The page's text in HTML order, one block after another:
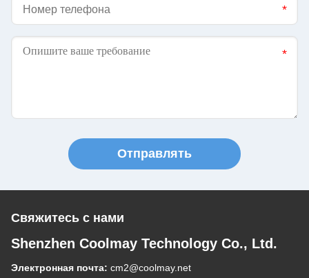
Отправлять
Свяжитесь с нами
Shenzhen Coolmay Technology Co., Ltd.
Электронная почта: cm2@coolmay.net